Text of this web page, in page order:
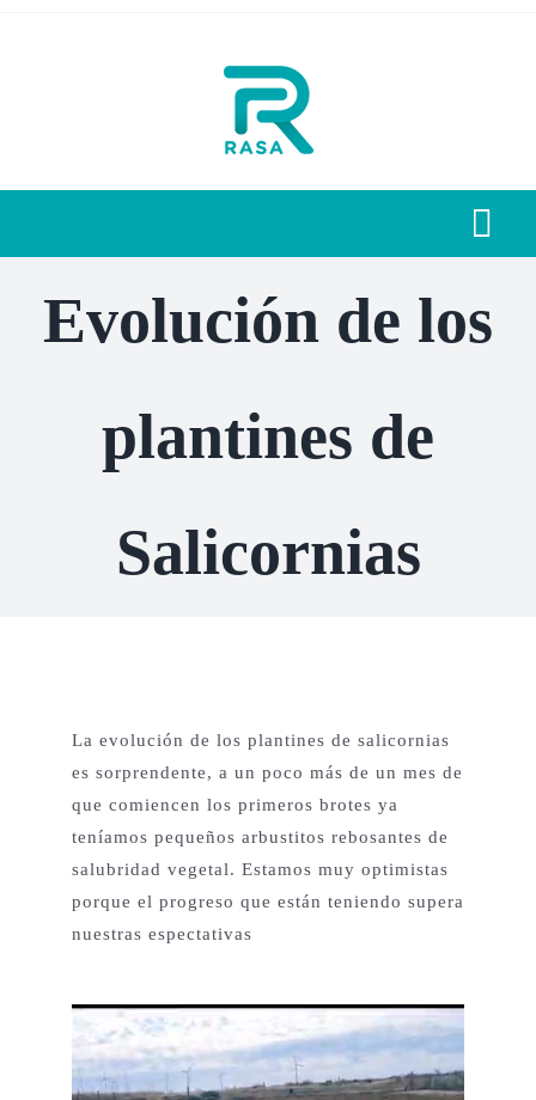
Home
Nuestros Servicios
Novedades
Nuestras Aves
Contacto
English
Evolución de los
plantines de
Salicornias
La evolución de los plantines de salicornias
es sorprendente, a un poco más de un mes de
que comiencen los primeros brotes ya
teníamos pequeños arbustitos rebosantes de
salubridad vegetal. Estamos muy optimistas
porque el progreso que están teniendo supera
nuestras espectativas